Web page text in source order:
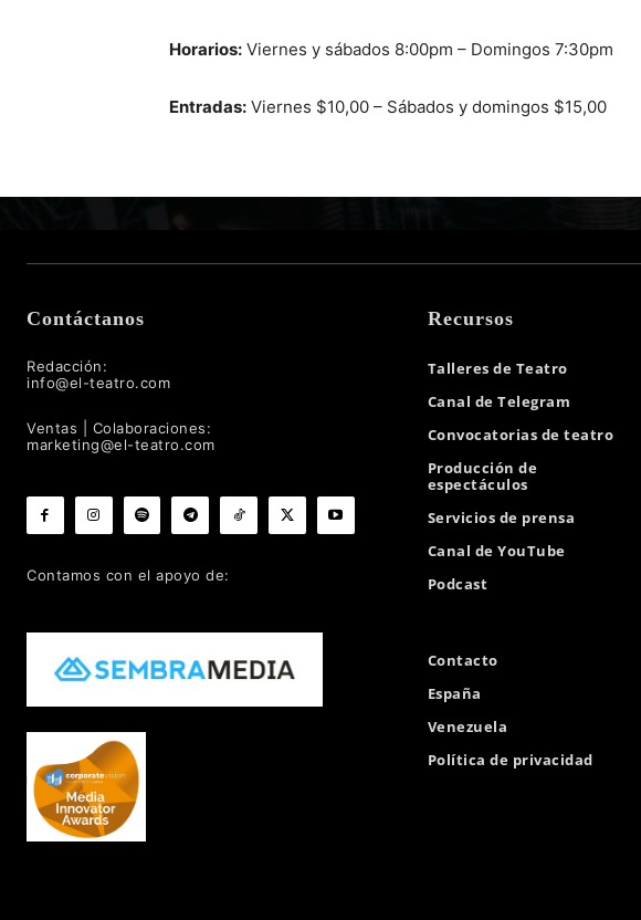
Horarios: Viernes y sábados 8:00pm – Domingos 7:30pm
Entradas: Viernes $10,00 – Sábados y domingos $15,00
Contáctanos
Redacción:
info@el-teatro.com
Ventas | Colaboraciones:
marketing@el-teatro.com
Contamos con el apoyo de:
Recursos
Talleres de Teatro
Canal de Telegram
Convocatorias de teatro
Producción de
espectáculos
Servicios de prensa
Canal de YouTube
Podcast
Contacto
España
Venezuela
Política de privacidad